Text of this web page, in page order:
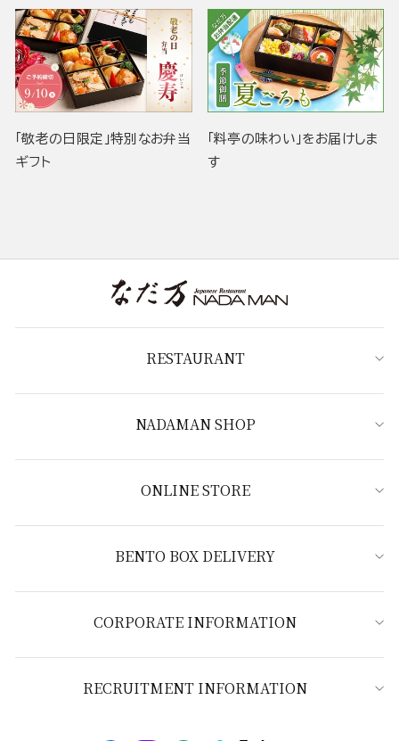
「敬老の日限定」特別なお弁当
ギフト
「料亭の味わい」をお届けしま
す
RESTAURANT
NADAMAN SHOP
ONLINE STORE
BENTO BOX DELIVERY
CORPORATE INFORMATION
RECRUITMENT INFORMATION